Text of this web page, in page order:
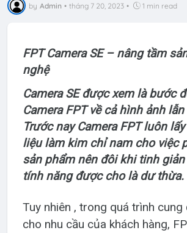
by Admin • tháng 7 20, 2023 • 1 min read
FPT Camera SE – nâng tầm
nghệ
Camera SE được xem là bước
Camera FPT về cả hình ảnh
Trước nay Camera FPT luôn
liệu làm kim chỉ nam cho việc
sản phẩm nên đôi khi tinh
tính năng được cho là dư thừa.
Tuy nhiên , trong quá trình cung
cho nhu cầu của khách hàng,